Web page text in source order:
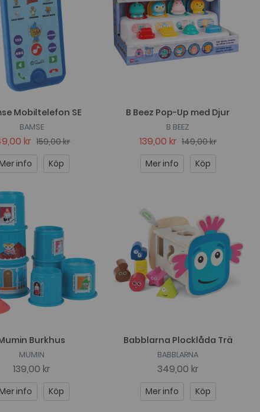
Mobiltelefon SE
BAMSE
kr 159,00 kr
info
Köp
B Beez Pop-Up med Djur
B BEEZ
139,00 kr 149,00 kr
Mer info
Köp
Burkhus
MUMIN
139,00 kr
info Köp
Babblarna Plocklåda Trä
BABBLARNA
349,00 kr
Mer info Köp